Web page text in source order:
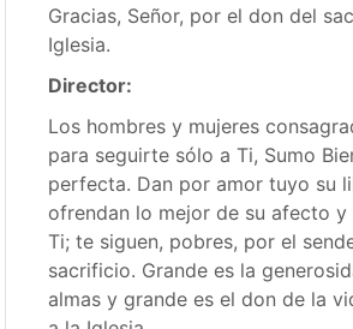
Gracias, Señor, por el don del
Iglesia.
Director:
Los hombres y mujeres
para seguirte sólo a Ti, Sumo
perfecta. Dan por amor tuyo su
ofrendan lo mejor de su afecto y
Ti; te siguen, pobres, por el
sacrificio. Grande es la
almas y grande es el don de la